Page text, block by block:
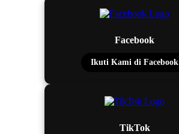
Facebook
Ikuti Kami di Facebook
TikTok